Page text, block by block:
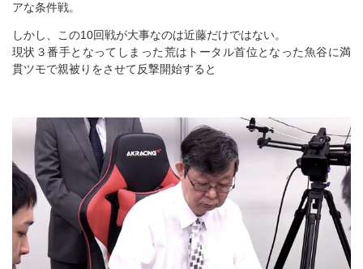
アな条件戦。
しかし、この10回戦が大事なのは近藤だけではない。
現状３番手となってしまった荒はトータル首位となった魚谷に満
貫ツモで親被りをさせて反撃開始すると